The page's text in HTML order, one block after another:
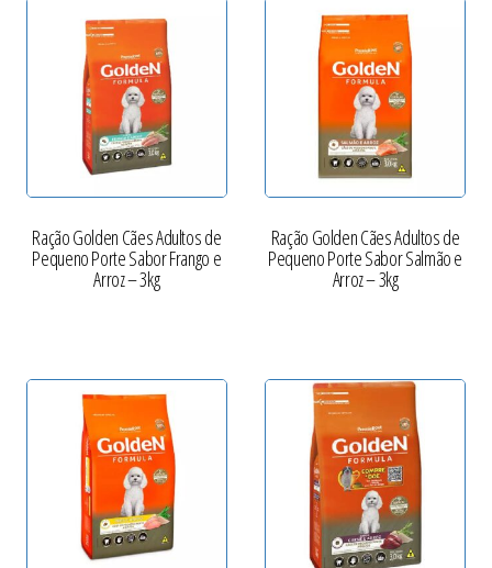
Ração Golden Cães Adultos de
Pequeno Porte Sabor Frango e
Arroz – 3kg
Ração Golden Cães Adultos de
Pequeno Porte Sabor Salmão e
Arroz – 3kg